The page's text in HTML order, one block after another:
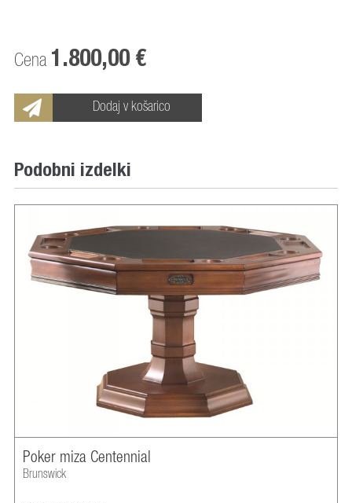
Cena 1.800,00 €
Dodaj v košarico
Podobni izdelki
Poker miza Centennial
Brunswick